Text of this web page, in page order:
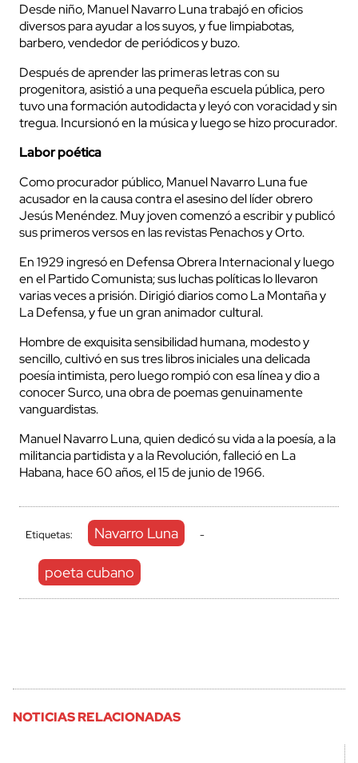
Desde niño, Manuel Navarro Luna trabajó en oficios
diversos para ayudar a los suyos, y fue limpiabotas,
barbero, vendedor de periódicos y buzo.
Después de aprender las primeras letras con su
progenitora, asistió a una pequeña escuela pública, pero
tuvo una formación autodidacta y leyó con voracidad y sin
tregua. Incursionó en la música y luego se hizo procurador.
Labor poética
Como procurador público, Manuel Navarro Luna fue
acusador en la causa contra el asesino del líder obrero
Jesús Menéndez. Muy joven comenzó a escribir y publicó
sus primeros versos en las revistas Penachos y Orto.
En 1929 ingresó en Defensa Obrera Internacional y luego
en el Partido Comunista; sus luchas políticas lo llevaron
varias veces a prisión. Dirigió diarios como La Montaña y
La Defensa, y fue un gran animador cultural.
Hombre de exquisita sensibilidad humana, modesto y
sencillo, cultivó en sus tres libros iniciales una delicada
poesía intimista, pero luego rompió con esa línea y dio a
conocer Surco, una obra de poemas genuinamente
vanguardistas.
Manuel Navarro Luna, quien dedicó su vida a la poesía, a la
militancia partidista y a la Revolución, falleció en La
Habana, hace 60 años, el 15 de junio de 1966.
Etiquetas: Navarro Luna -
poeta cubano
NOTICIAS RELACIONADAS